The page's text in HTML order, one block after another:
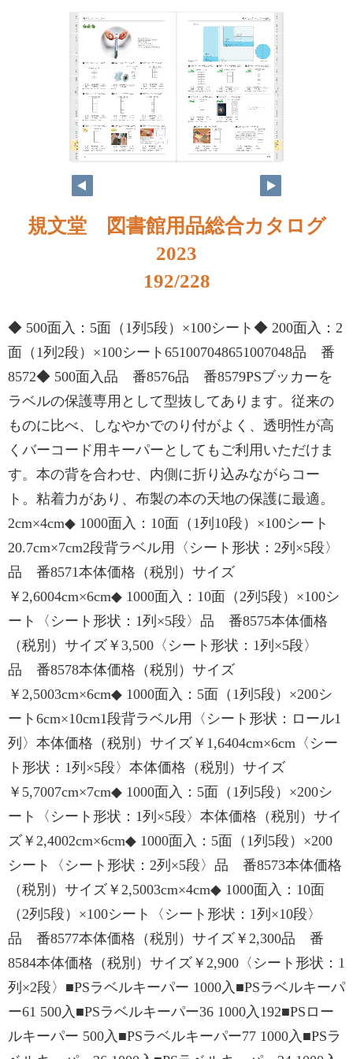
規文堂 図書館用品総合カタログ
2023
192/228
◆ 500面入：5面（1列5段）×100シート◆ 200面入：2
面（1列2段）×100シート651007048651007048品 番
8572◆ 500面入品 番8576品 番8579PSブッカーを
ラベルの保護専用として型抜してあります。従来の
ものに比べ、しなやかでのり付がよく、透明性が高
くバーコード用キーパーとしてもご利用いただけま
す。本の背を合わせ、内側に折り込みながらコー
ト。粘着力があり、布製の本の天地の保護に最適。
2cm×4cm◆ 1000面入：10面（1列10段）×100シート
20.7cm×7cm2段背ラベル用〈シート形状：2列×5段〉
品 番8571本体価格（税別）サイズ
￥2,6004cm×6cm◆ 1000面入：10面（2列5段）×100シ
ート〈シート形状：1列×5段〉品 番8575本体価格
（税別）サイズ￥3,500〈シート形状：1列×5段〉
品 番8578本体価格（税別）サイズ
￥2,5003cm×6cm◆ 1000面入：5面（1列5段）×200シ
ート6cm×10cm1段背ラベル用〈シート形状：ロール1
列〉本体価格（税別）サイズ￥1,6404cm×6cm〈シー
ト形状：1列×5段〉本体価格（税別）サイズ
￥5,7007cm×7cm◆ 1000面入：5面（1列5段）×200シ
ート〈シート形状：1列×5段〉本体価格（税別）サイ
ズ￥2,4002cm×6cm◆ 1000面入：5面（1列5段）×200
シート〈シート形状：2列×5段〉品 番8573本体価格
（税別）サイズ￥2,5003cm×4cm◆ 1000面入：10面
（2列5段）×100シート〈シート形状：1列×10段〉
品 番8577本体価格（税別）サイズ￥2,300品 番
8584本体価格（税別）サイズ￥2,900〈シート形状：1
列×2段〉■PSラベルキーパー 1000入■PSラベルキーパ
ー61 500入■PSラベルキーパー36 1000入192■PSロー
ルキーパー 500入■PSラベルキーパー77 1000入■PSラ